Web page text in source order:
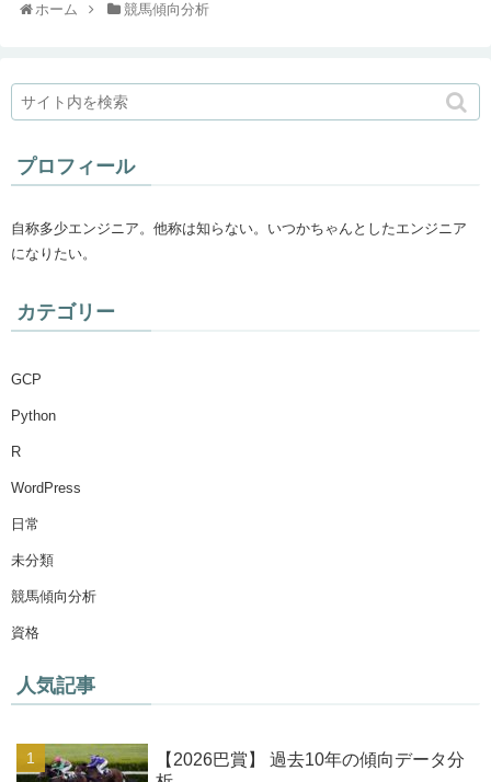
ホーム 競馬傾向分析
プロフィール
自称多少エンジニア。他称は知らない。いつかちゃんとしたエンジニア
になりたい。
カテゴリー
GCP
Python
R
WordPress
日常
未分類
競馬傾向分析
資格
人気記事
【2026巴賞】 過去10年の傾向データ分